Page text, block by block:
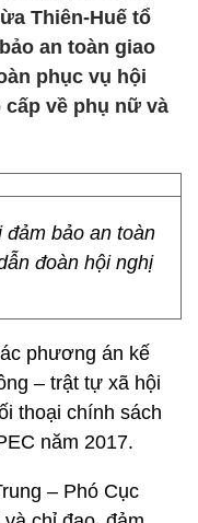
Thiên-Huế tổ
an toàn giao
phục vụ hội
về phụ nữ và
đảm bảo an toàn
đoàn hội nghị
phương án kế
– trật tự xã hội
thoại chính sách
năm 2017.
– Phó Cục